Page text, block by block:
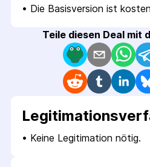
• Die Basisversion ist
Teile diesen Deal mit
• Keine Legitimation nötig.